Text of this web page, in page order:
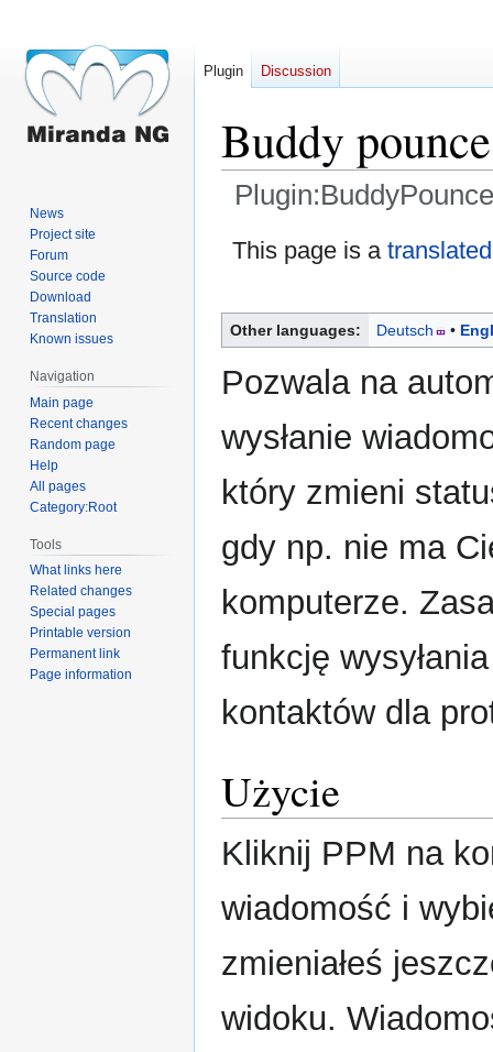
Buddy pounce
Jump
Jump
This page is a
Other languages: Deutsch
Pozwala na
wysłanie
który zmieni
gdy np. nie ma
komputerze.
funkcję
kontaktów dla
Użycie
Kliknij PPM na
wiadomość i
zmieniałeś
widoku.
Plugin Discussion
News
Project site
Forum
Source code
Download
Translation
Known issues
Navigation
Main page
Recent changes
Random page
Help
All pages
Category:Root
Tools
What links here
Related changes
Special pages
Printable version
Permanent link
Page information